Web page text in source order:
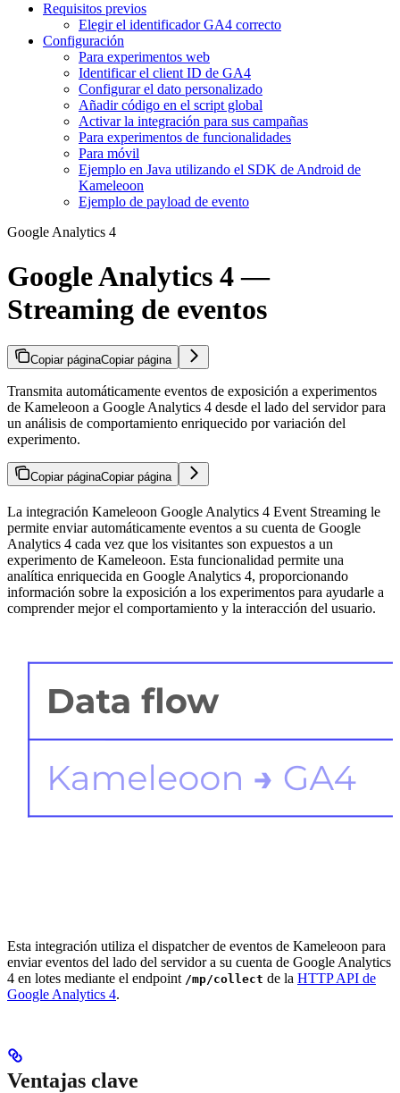
Requisitos previos
Elegir el identificador GA4 correcto
Configuración
Para experimentos web
Identificar el client ID de GA4
Configurar el dato personalizado
Añadir código en el script global
Activar la integración para sus campañas
Para experimentos de funcionalidades
Para móvil
Ejemplo en Java utilizando el SDK de Android de
Kameleoon
Ejemplo de payload de evento
Google Analytics 4
Google Analytics 4 —
Streaming de eventos
Copiar páginaCopiar página
Transmita automáticamente eventos de exposición a experimentos
de Kameleoon a Google Analytics 4 desde el lado del servidor para
un análisis de comportamiento enriquecido por variación del
experimento.
Copiar páginaCopiar página
La integración Kameleoon Google Analytics 4 Event Streaming le
permite enviar automáticamente eventos a su cuenta de Google
Analytics 4 cada vez que los visitantes son expuestos a un
experimento de Kameleoon. Esta funcionalidad permite una
analítica enriquecida en Google Analytics 4, proporcionando
información sobre la exposición a los experimentos para ayudarle a
comprender mejor el comportamiento y la interacción del usuario.
Esta integración utiliza el dispatcher de eventos de Kameleoon para
enviar eventos del lado del servidor a su cuenta de Google Analytics
4 en lotes mediante el endpoint /mp/collect de la HTTP API de
Google Analytics 4.
Ventajas clave